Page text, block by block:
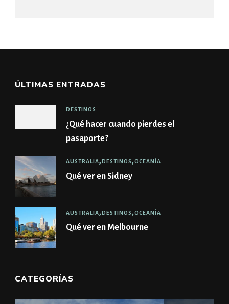
ÚLTIMAS ENTRADAS
DESTINOS
¿Qué hacer cuando pierdes el
pasaporte?
AUSTRALIA DESTINOS OCEANÍA
Qué ver en Sidney
AUSTRALIA DESTINOS OCEANÍA
Qué ver en Melbourne
CATEGORÍAS